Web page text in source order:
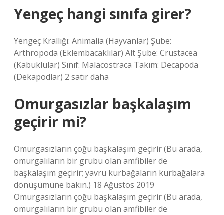
Yengeç hangi sınıfa girer?
Yengeç Krallığı: Animalia (Hayvanlar) Şube:
Arthropoda (Eklembacaklılar) Alt Şube: Crustacea
(Kabuklular) Sınıf: Malacostraca Takım: Decapoda
(Dekapodlar) 2 satır daha
Omurgasızlar başkalaşım
geçirir mi?
Omurgasızların çoğu başkalaşım geçirir (Bu arada,
omurgalıların bir grubu olan amfibiler de
başkalaşım geçirir; yavru kurbağaların kurbağalara
dönüşümüne bakın.) 18 Ağustos 2019
Omurgasızların çoğu başkalaşım geçirir (Bu arada,
omurgalıların bir grubu olan amfibiler de